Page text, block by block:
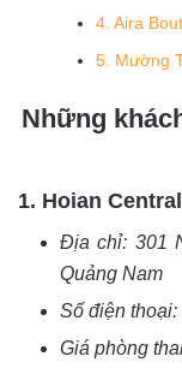
4. Aira
5. Mường
Những
1. Hoian
Địa chỉ: 301
Quảng Nam
Số điện thoại:
Giá phòng